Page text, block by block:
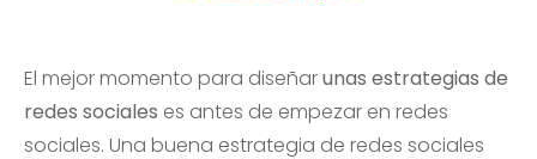
El mejor momento para diseñarunas estrategias de
redes sociales es antes de empezar en redes
sociales. Una buena estrategia de redes sociales